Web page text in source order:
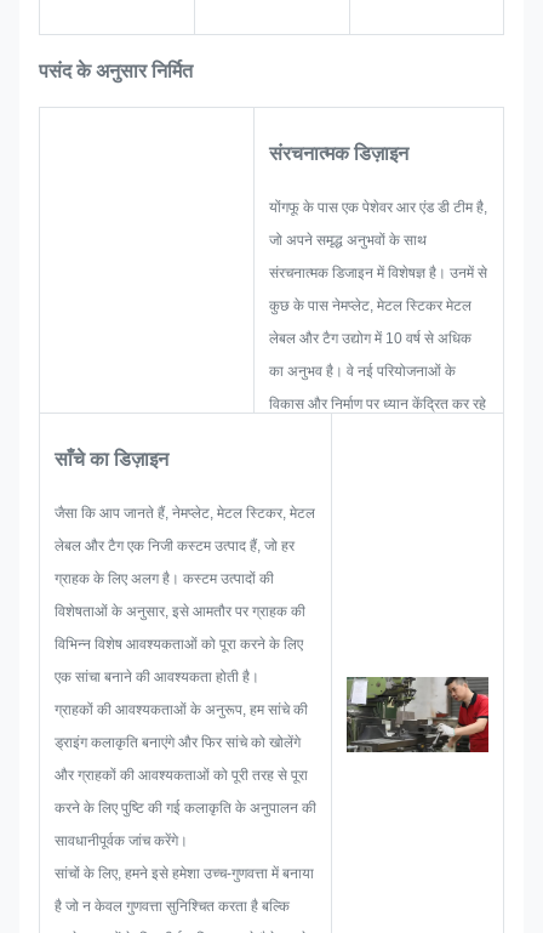
पसंद के अनुसार निर्मित
संरचनात्मक डिज़ाइन
योंगफू के पास एक पेशेवर आर एंड डी टीम है,
जो अपने समृद्ध अनुभवों के साथ
संरचनात्मक डिजाइन में विशेषज्ञ है। उनमें से
कुछ के पास नेमप्लेट, मेटल स्टिकर मेटल
लेबल और टैग उद्योग में 10 वर्ष से अधिक
का अनुभव है। वे नई परियोजनाओं के
विकास और निर्माण पर ध्यान केंद्रित कर रहे
और फिर यह सुनिश्चित करने के लिए एक
स्केच तैयार करेंगे कि यह ग्राहक को संतुष्ट
करने के लिए पर्याप्त है।
जब नेमप्लेट, मेटल स्टिकर, मेटल लेबल या
टैग विकसित करना शुरू करते हैं, तो हम
संभावनाओं पर विचार करेंगे, जैसे आकार
सीमा, प्रक्रिया तकनीक, सतह उपचार,
गुणवत्ता नियंत्रण इत्यादि। इसलिए, हमारी
टीम के पास आपके लिए शानदार समाधान
साँचे का डिज़ाइन
जैसा कि आप जानते हैं, नेमप्लेट, मेटल स्टिकर, मेटल
लेबल और टैग एक निजी कस्टम उत्पाद हैं, जो हर
ग्राहक के लिए अलग है। कस्टम उत्पादों की
विशेषताओं के अनुसार, इसे आमतौर पर ग्राहक की
विभिन्न विशेष आवश्यकताओं को पूरा करने के लिए
एक सांचा बनाने की आवश्यकता होती है।
ग्राहकों की आवश्यकताओं के अनुरूप, हम सांचे की
ड्राइंग कलाकृति बनाएंगे और फिर सांचे को खोलेंगे
और ग्राहकों की आवश्यकताओं को पूरी तरह से पूरा
करने के लिए पुष्टि की गई कलाकृति के अनुपालन की
सावधानीपूर्वक जांच करेंगे।
सांचों के लिए, हमने इसे हमेशा उच्च-गुणवत्ता में बनाया
है जो न केवल गुणवत्ता सुनिश्चित करता है बल्कि